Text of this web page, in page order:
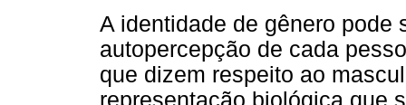
A identidade de gênero pode
autopercepção de cada
que dizem respeito ao
representação biológica que